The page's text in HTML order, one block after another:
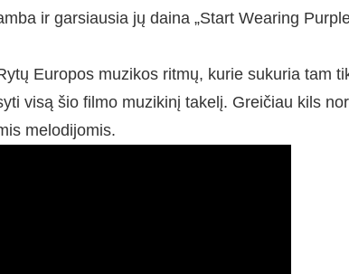
ir garsiausia jų daina „Start Wearing
Europos muzikos ritmų, kurie sukuria tam
visą šio filmo muzikinį takelį. Greičiau kils
melodijomis.